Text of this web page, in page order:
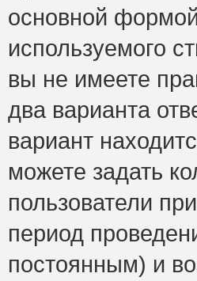
основной
используемого
вы не имеете
два варианта
вариант
можете задать
пользователи
период
постоянным) и